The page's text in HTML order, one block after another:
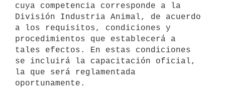
cuya competencia corresponde a la
División Industria Animal, de acuerdo
a los requisitos, condiciones y
procedimientos que establecerá a
tales efectos. En estas condiciones
se incluirá la capacitación oficial,
la que será reglamentada
oportunamente.